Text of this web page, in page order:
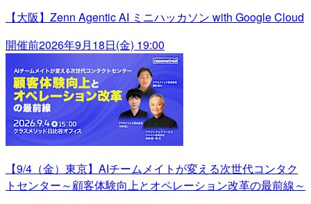
【大阪】Zenn Agentic AI ミニハッカソン with Google Cloud
開催前2026年9月18日(金) 19:00
【9/4（金）東京】AIチームメイトが変える次世代コンタク
トセンター～顧客体験向上とオペレーション改革の最前線～